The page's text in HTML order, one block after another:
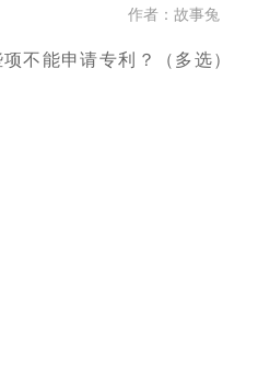
作者：故事兔
不能申请专利？（多选）